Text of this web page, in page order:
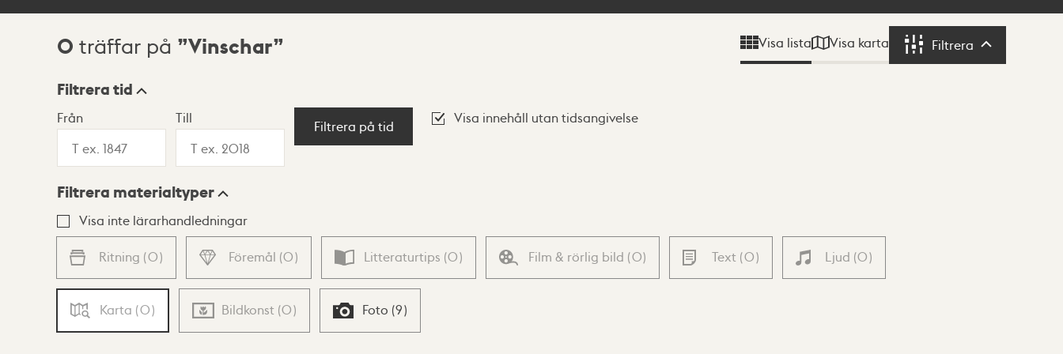
Sökresultat
0 träffar på Vinschar Visa lista Visa karta Filtrera Filtrera
Visningsläge
Lista Karta
Filtrera tid
Från Till
Filtrera på tid
Visa innehåll utan tidsangivelse
Filtrera materialtyper
Visa inte lärarhandledningar
Ritning (0) Föremål (0) Litteraturtips (0) Film & rörlig bild (0) Text (0) Ljud (0)
Karta (0) Bildkonst (0) Foto (9)